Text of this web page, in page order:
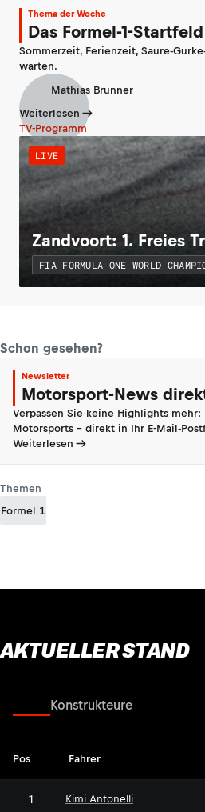
Thema der Woche
Das Formel-1-
Sommerzeit, Ferienzeit, Saure-
warten.
Mathias Brunner
Weiterlesen
TV-Programm
LIVE
Zandvoort: 1. Freies
FIA FORMULA ONE WORLD
Schon gesehen?
Newsletter
Motorsport-News
Verpassen Sie keine Highlights
Motorsports - direkt in Ihr E-Mail-
Weiterlesen
Themen
Formel 1
AKTUELLER STAND
Konstrukteure
Pos Fahrer
1 Kimi Antonelli